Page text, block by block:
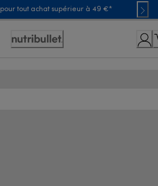
tout achat supérieur à 49 €*
Déclaration